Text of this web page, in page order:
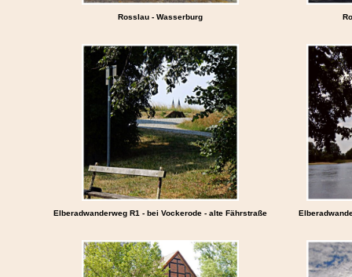
Rosslau - Wasserburg
Elberadwanderweg R1 - bei Vockerode - alte Fährstraße